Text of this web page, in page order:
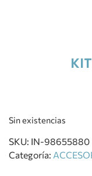
Sin existencias
SKU: IN-98655880
Categoría: